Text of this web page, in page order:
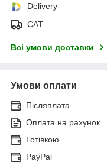
Delivery
САТ
Всі умови доставки
Умови оплати
Післяплата
Оплата на рахунок
Готівкою
PayPal